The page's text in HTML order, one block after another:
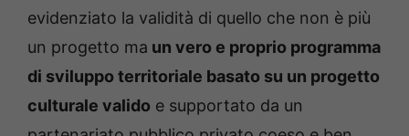
evidenziato la validità di quello che non è più
un progetto ma un vero e proprio programma
di sviluppo territoriale basato su un progetto
culturale valido e supportato da un